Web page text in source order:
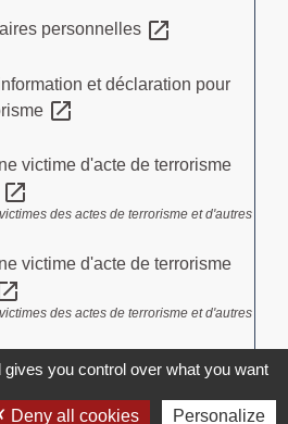
personnelles open_in_new
et déclaration pour
open_in_new
victime d'acte de terrorisme
open_in_new
des actes de terrorisme et d'autres
victime d'acte de terrorisme
des actes de terrorisme et d'autres
you control over what you want
Deny all cookies Personalize